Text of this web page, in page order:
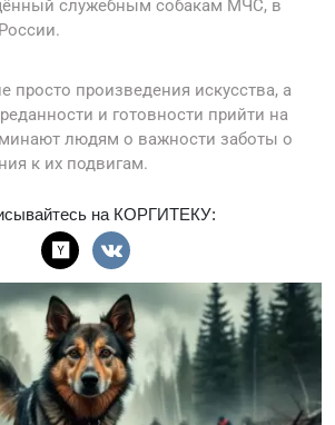
служебным собакам МЧС, в
просто произведения искусства, а
и готовности прийти на
людям о важности заботы о
к их подвигам.
на КОРГИТЕКУ: